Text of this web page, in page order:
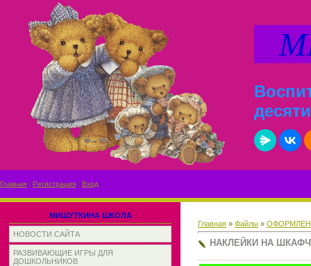
Главная | Регистрация | Вход
МИШУТКИНА ШКОЛА
НОВОСТИ САЙТА
РАЗВИВАЮЩИЕ ИГРЫ ДЛЯ
ДОШКОЛЬНИКОВ
Главная » Файлы »
НАКЛЕЙКИ НА